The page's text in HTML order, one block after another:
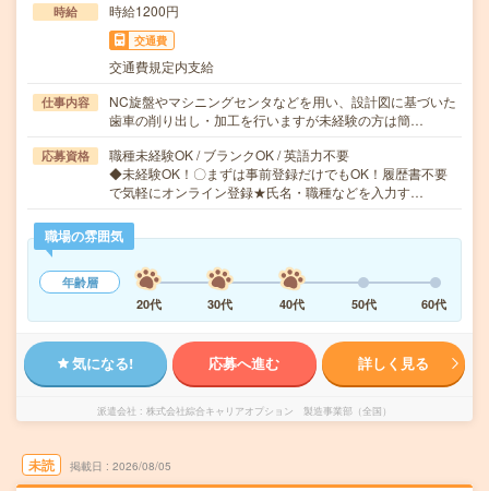
時給 時給1200円
交通費
交通費規定内支給
仕事内容
NC旋盤やマシニングセンタなどを用い、設計図に基づいた
歯車の削り出し・加工を行いますが未経験の方は簡…
応募資格
職種未経験OK / ブランクOK / 英語力不要
◆未経験OK！〇まずは事前登録だけでもOK！履歴書不要
で気軽にオンライン登録★氏名・職種などを入力す…
職場の雰囲気
年齢層
20代
30代 40代 50代 60代
気になる! 応募へ進む 詳しく見る
派遣会社 株式会社綜合キャリアオプション 製造事業部（全国）
未読 掲載日 2026/08/05